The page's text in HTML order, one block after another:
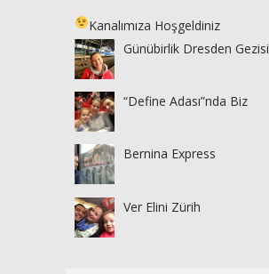
Kanalımıza Hoşgeldiniz
Günübirlik Dresden Gezisi
“Define Adası”nda Biz
Bernina Express
Ver Elini Zürih